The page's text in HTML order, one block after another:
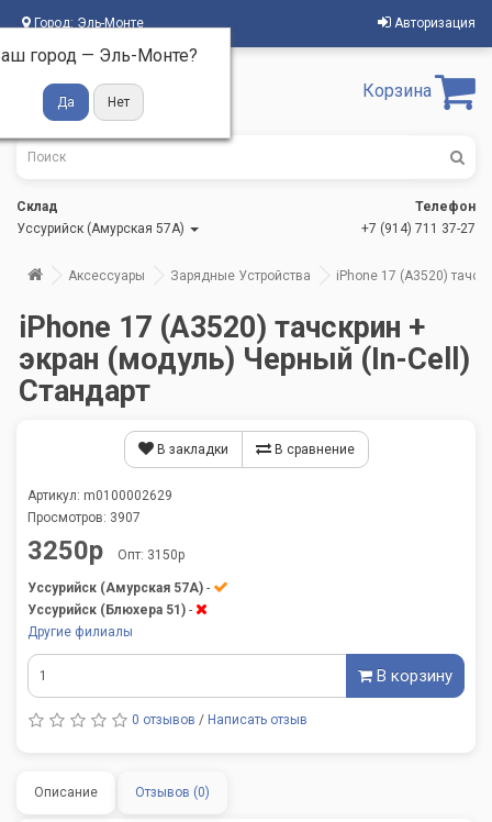
Город: Эль-Монте
город — Эль-Монте?
Авторизация
Корзина
Склад
Уссурийск (Амурская 57А)
Телефон
+7 (914) 711 37-27
Аксессуары Зарядные Устройства iPhone 17 (A3520)
iPhone 17 (A3520) тачскрин +
экран (модуль) Черный (In-Cell)
Стандарт
Описание Отзывов (0)
В закладки В сравнение
Артикул: m0100002629
Просмотров: 3907
3250р Опт: 3150р
Уссурийск (Амурская 57А) -
Уссурийск (Блюхера 51) -
Другие филиалы
В корзину
0 отзывов / Написать отзыв